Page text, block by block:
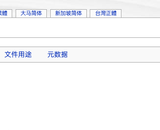
文件用途 元数据
體 大马简体 新加坡简体 台灣正體